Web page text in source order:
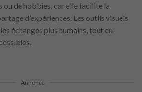
ou de hobbies, car elle facilite la
d’expériences. Les outils visuels
échanges plus humains, tout en
Annonce